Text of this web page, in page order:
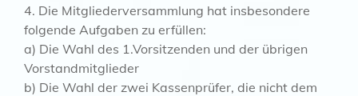
4. Die Mitgliederversammlung hat insbesondere
folgende Aufgaben zu erfüllen:
a) Die Wahl des 1.Vorsitzenden und der übrigen
Vorstandmitglieder
b) Die Wahl der zwei Kassenprüfer, die nicht dem